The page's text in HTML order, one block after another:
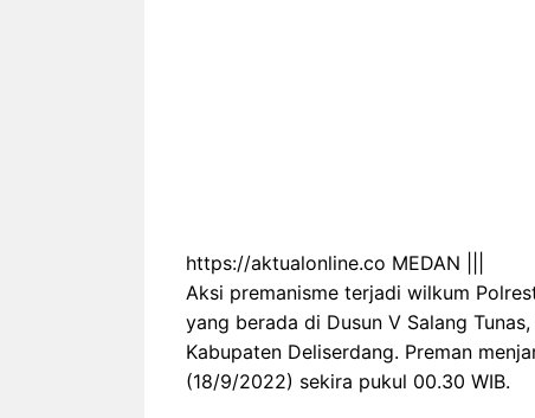
https://aktualonline.co MEDAN |||
Aksi premanisme terjadi wilkum
yang berada di Dusun V Salang
Kabupaten Deliserdang. Preman
(18/9/2022) sekira pukul 00.30 WIB.